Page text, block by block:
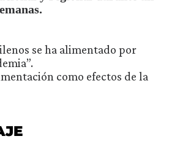
se ha alimentado por
como efectos de la